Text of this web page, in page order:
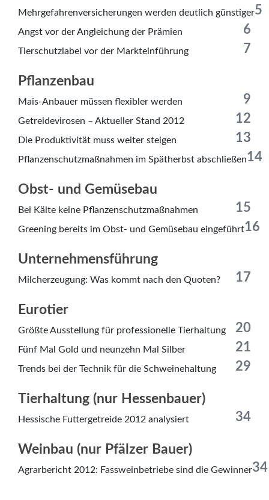
Mehrgefahrenversicherungen werden deutlich günstiger5
Angst vor der Angleichung der Prämien 6
Tierschutzlabel vor der Markteinführung 7
Pflanzenbau
Mais-Anbauer müssen flexibler werden 9
Getreidevirosen – Aktueller Stand 2012 12
Die Produktivität muss weiter steigen 13
Pflanzenschutzmaßnahmen im Spätherbst abschließen14
Obst- und Gemüsebau
Bei Kälte keine Pflanzenschutzmaßnahmen 15
Greening bereits im Obst- und Gemüsebau eingeführt16
Unternehmensführung
Milcherzeugung: Was kommt nach den Quoten? 17
Eurotier
Größte Ausstellung für professionelle Tierhaltung 20
Fünf Mal Gold und neunzehn Mal Silber 21
Trends bei der Technik für die Schweinehaltung 29
Tierhaltung (nur Hessenbauer)
Hessische Futtergetreide 2012 analysiert 34
Weinbau (nur Pfälzer Bauer)
Agrarbericht 2012: Fassweinbetriebe sind die Gewinner34